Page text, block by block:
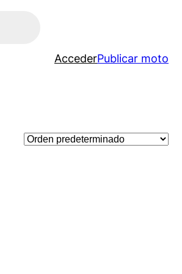
AccederPublicar moto